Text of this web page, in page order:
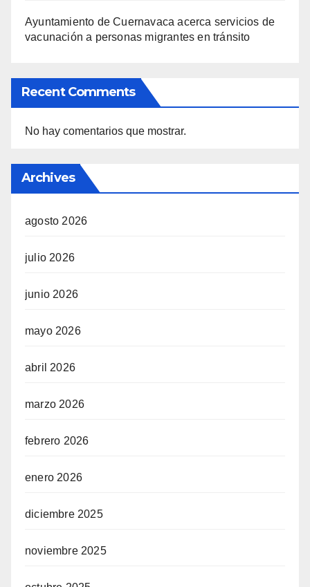
Ayuntamiento de Cuernavaca acerca servicios de
vacunación a personas migrantes en tránsito
Recent Comments
No hay comentarios que mostrar.
Archives
agosto 2026
julio 2026
junio 2026
mayo 2026
abril 2026
marzo 2026
febrero 2026
enero 2026
diciembre 2025
noviembre 2025